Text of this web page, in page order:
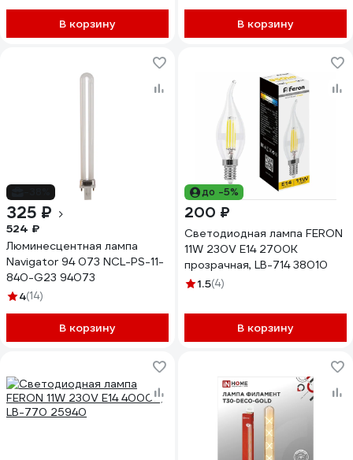
В корзину В корзину
325 ₽
524 ₽
Люминесцентная лампа
Navigator 94 073 NCL-PS-11-
840-G23 94073
4(14)
В корзину
до -5%
200 ₽
Светодиодная лампа FERON
11W 230V E14 2700K
прозрачная, LB-714 38010
1.5(4)
В корзину